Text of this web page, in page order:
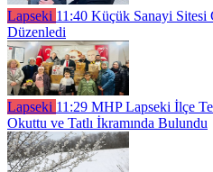
Lapseki 11:40 Küçük Sanayi Sitesi
Düzenledi
Lapseki 11:29 MHP Lapseki İlçe
Okuttu ve Tatlı İkramında Bulundu